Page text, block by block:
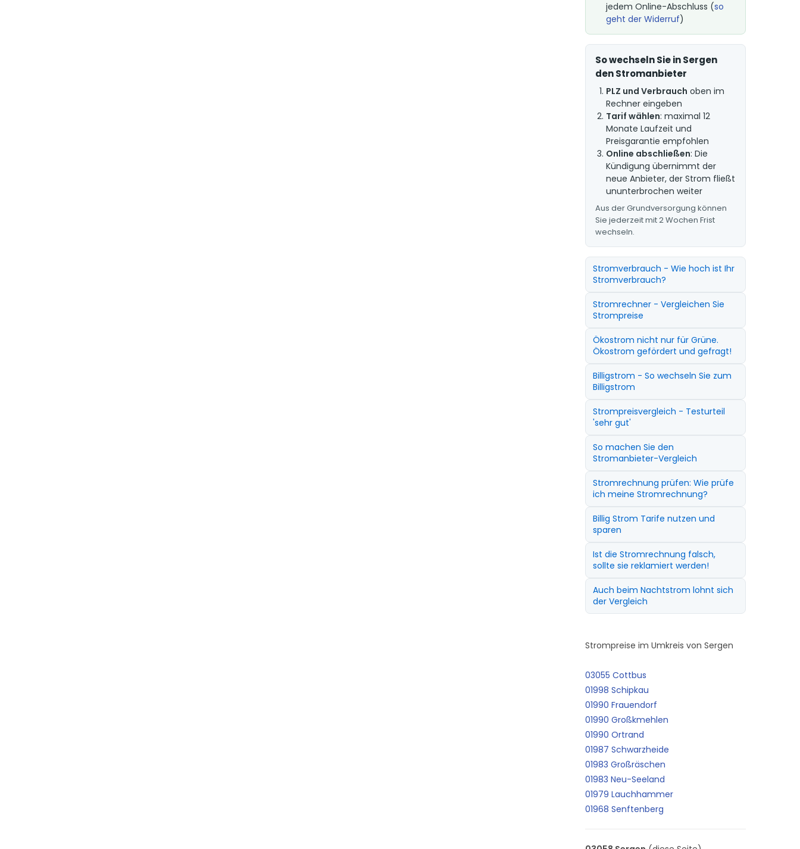
jedem Online-Abschluss (so
geht der Widerruf)
So wechseln Sie in Sergen
den Stromanbieter
PLZ und Verbrauch oben im
Rechner eingeben
Tarif wählen: maximal 12
Monate Laufzeit und
Preisgarantie empfohlen
Online abschließen: Die
Kündigung übernimmt der
neue Anbieter, der Strom fließt
ununterbrochen weiter
Aus der Grundversorgung können
Sie jederzeit mit 2 Wochen Frist
wechseln.
Stromverbrauch - Wie hoch ist Ihr
Stromverbrauch?
Stromrechner - Vergleichen Sie
Strompreise
Ökostrom nicht nur für Grüne.
Ökostrom gefördert und gefragt!
Billigstrom - So wechseln Sie zum
Billigstrom
Strompreisvergleich - Testurteil
'sehr gut'
So machen Sie den
Stromanbieter-Vergleich
Stromrechnung prüfen: Wie prüfe
ich meine Stromrechnung?
Billig Strom Tarife nutzen und
sparen
Ist die Stromrechnung falsch,
sollte sie reklamiert werden!
Auch beim Nachtstrom lohnt sich
der Vergleich
Strompreise im Umkreis von Sergen
03055 Cottbus
01998 Schipkau
01990 Frauendorf
01990 Großkmehlen
01990 Ortrand
01987 Schwarzheide
01983 Großräschen
01983 Neu-Seeland
01979 Lauchhammer
01968 Senftenberg